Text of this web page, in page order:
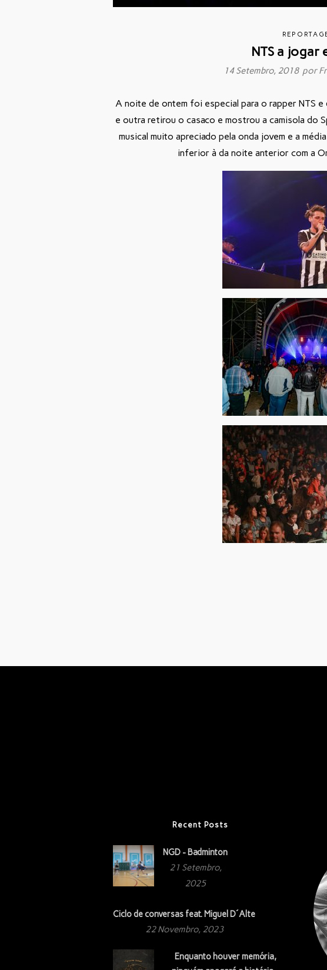
NTS a jogar
14 Setembro, 2018 por
A noite de ontem foi especial para o rapper NTS e
e outra retirou o casaco e mostrou a camisola do
musical muito apreciado pela onda jovem e a
inferior à da noite anterior com a
Recent Posts
NGD - Badminton
21 Setembro,
2025
Ciclo de conversas feat. Miguel D´Alte
22 Novembro, 2023
Enquanto houver memória,